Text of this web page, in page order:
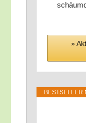
»
BEST­SEL­LER